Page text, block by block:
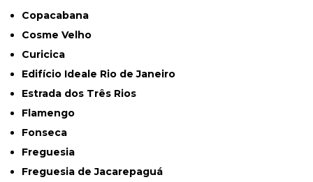
Copacabana
Cosme Velho
Curicica
Edifício Ideale Rio de Janeiro
Estrada dos Três Rios
Flamengo
Fonseca
Freguesia
Freguesia de Jacarepaguá